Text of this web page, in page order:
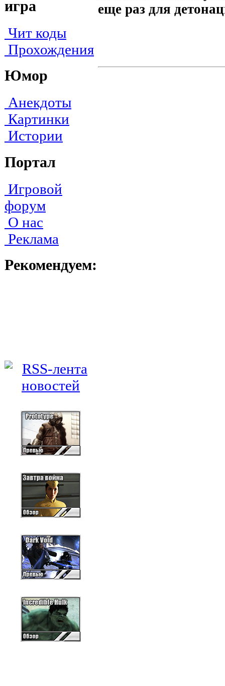
игра
Чит коды
Прохождения
Юмор
Анекдоты
Картинки
Истории
Портал
Игровой
форум
О нас
Реклама
Рекомендуем:
еще раз для